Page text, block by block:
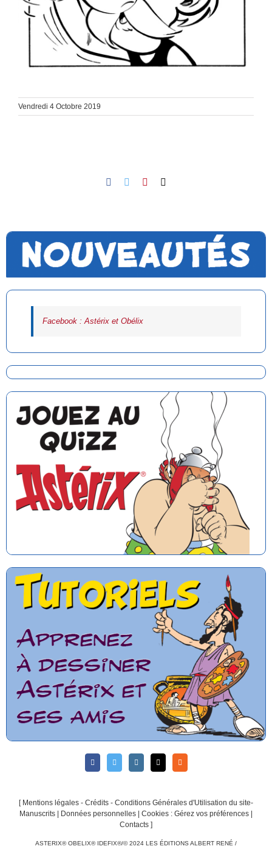
Vendredi 4 Octobre 2019
Facebook
TwitterPinterest
Facebook : Astérix et Obélix
[ Mentions légales - Crédits - Conditions Générales d'Utilisation du site-
Manuscrits
Données personnelles Cookies : Gérez vos préférences
Contacts ]
ASTERIX® OBELIX® IDEFIX®/© 2024 LES ÉDITIONS ALBERT RENÉ /